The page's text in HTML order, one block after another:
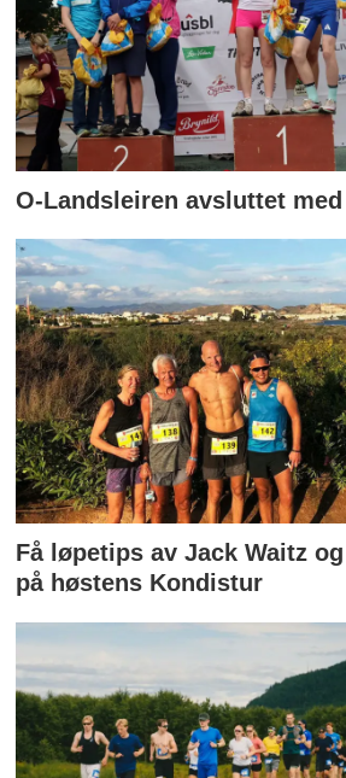
O-Landsleiren avsluttet
Få løpetips av Jack Waitz
på høstens Kondistur